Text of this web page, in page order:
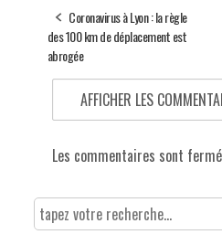
Coronavirus à Lyon : la règle
des 100 km de déplacement est
abrogée
AFFICHER LES
Les commentaires sont